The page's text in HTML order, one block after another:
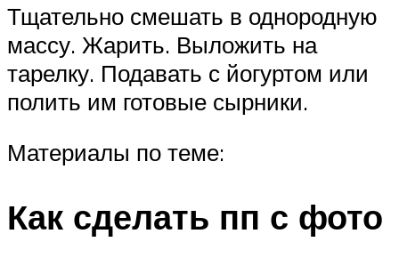
Тщательно смешать в однородную
массу. Жарить. Выложить на
тарелку. Подавать с йогуртом или
полить им готовые сырники.
Материалы по теме:
Как сделать пп с фото